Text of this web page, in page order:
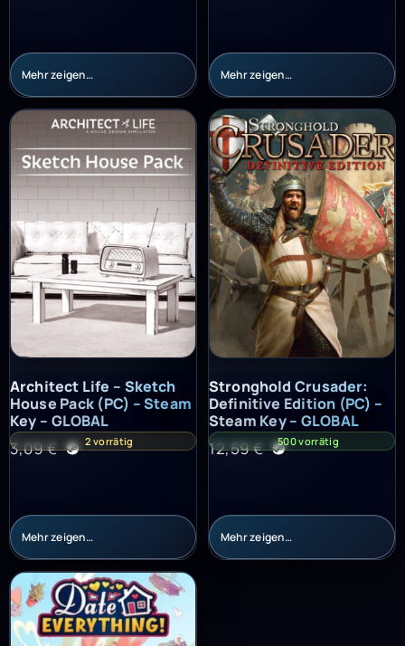
Mehr zeigen… Mehr zeigen…
Architect Life – Sketch House Pack (PC) – Steam Key – GLOBAL
Architect Life – Sketch
House Pack (PC) – Steam
Key – GLOBAL
3,09€ 2 vorrätig
Mehr zeigen…
Stronghold Crusader: Definitive
Stronghold Crusader:
Definitive Edition (PC) –
Steam Key – GLOBAL
12,59€ 500 vorrätig
Mehr zeigen…